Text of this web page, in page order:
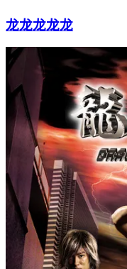
龙龙龙龙龙